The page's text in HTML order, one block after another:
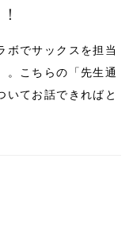
ボでサックスを担当
。こちらの「先生通
いてお話できればと